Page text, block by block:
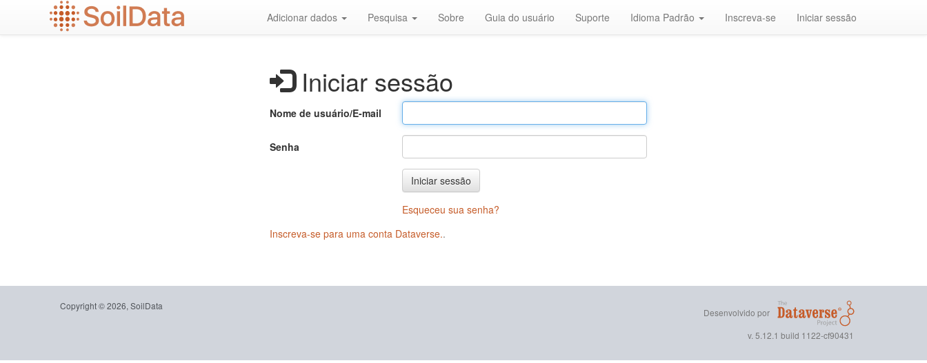
Adicionar dados Pesquisa Sobre Guia do usuário Suporte Idioma Padrão Inscreva-se Iniciar sessão
Iniciar sessão
Nome de usuário/E-mail
Senha
Iniciar sessão
Esqueceu sua senha?
Inscreva-se para uma conta Dataverse..
Copyright © 2026, SoilData
Desenvolvido por
v. 5.12.1 build 1122-cf90431